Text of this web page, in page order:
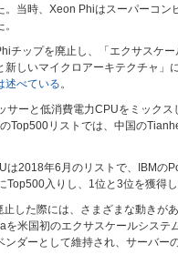
。当時、Xeon Phiはスーパーコン
チップを廃止し、「エクサスケ
新しいマイクロアーキテクチャ」
述べている。
サーと低消費電力CPUをミックス
Top500リストでは、中国の
は2018年6月のリストで、IBMの
Top500入りし、1位と3位を獲得し
した際には、さまざまな動きが
を米国初のエクサスケールシステ
ンダーとして維持され、サーバー